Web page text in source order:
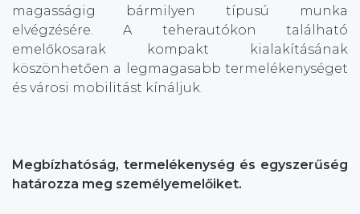
magasságig bármilyen típusú munka
elvégzésére. A teherautókon található
emelőkosarak kompakt kialakításának
köszönhetően a legmagasabb termelékenységet
és városi mobilitást kínáljuk.
Megbízhatóság, termelékenység és egyszerűség
határozza meg személyemelőiket.